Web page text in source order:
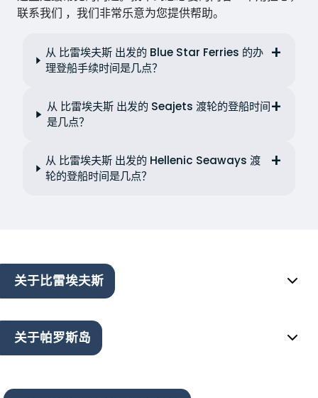
联系我们 ，我们非常乐意为您提供帮助。
从 比雷埃夫斯 出发的 Blue Star Ferries 的办
理登船手续时间是几点？
从 比雷埃夫斯 出发的 Seajets 渡轮的登船时间
是几点？
从 比雷埃夫斯 出发的 Hellenic Seaways 渡
轮的登船时间是几点？
关于比雷埃夫斯
关于帕罗斯岛